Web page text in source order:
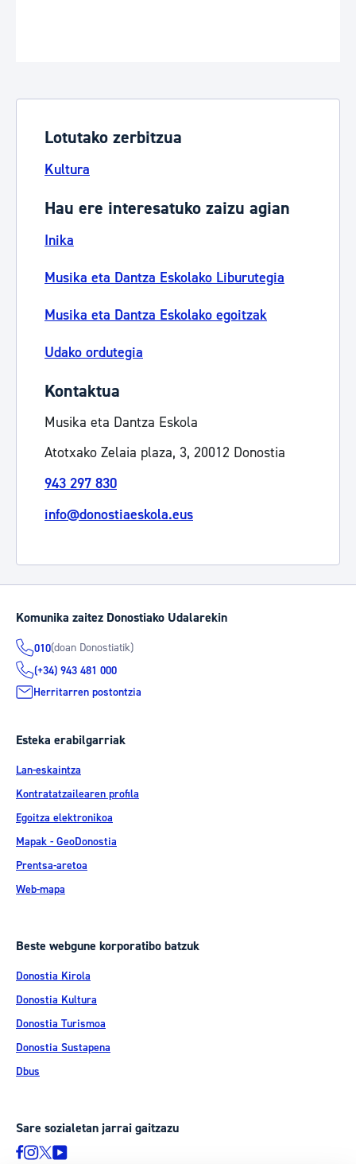
Lotutako zerbitzua
Kultura
Hau ere interesatuko zaizu agian
Inika
Musika eta Dantza Eskolako Liburutegia
Musika eta Dantza Eskolako egoitzak
Udako ordutegia
Kontaktua
Musika eta Dantza Eskola
Atotxako Zelaia plaza, 3, 20012 Donostia
943 297 830
info@donostiaeskola.eus
Komunika zaitez Donostiako Udalarekin
010(doan Donostiatik)
(+34) 943 481 000
Herritarren postontzia
Esteka erabilgarriak
Lan-eskaintza
Kontratatzailearen profila
Egoitza elektronikoa
Mapak - GeoDonostia
Prentsa-aretoa
Web-mapa
Beste webgune korporatibo batzuk
Donostia Kirola
Donostia Kultura
Donostia Turismoa
Donostia Sustapena
Dbus
Sare sozialetan jarrai gaitzazu